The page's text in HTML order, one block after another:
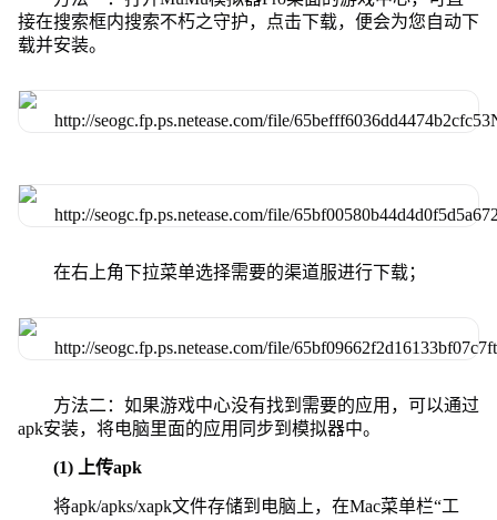
接在搜索框内搜索不朽之守护，点击下载，便会为您自动下
载并安装。
在右上角下拉菜单选择需要的渠道服进行下载；
方法二：如果游戏中心没有找到需要的应用，可以通过
apk安装，将电脑里面的应用同步到模拟器中。
(1) 上传apk
将apk/apks/xapk文件存储到电脑上，在Mac菜单栏“工